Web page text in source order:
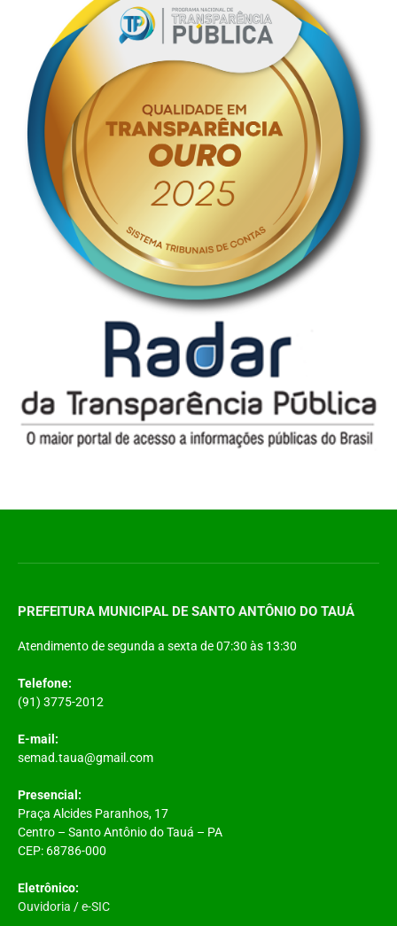
PREFEITURA MUNICIPAL DE SANTO ANTÔNIO DO TAUÁ
Atendimento de segunda a sexta de 07:30 às 13:30
Telefone:
(91) 3775-2012
E-mail:
semad.taua@gmail.com
Presencial:
Praça Alcides Paranhos, 17
Centro – Santo Antônio do Tauá – PA
CEP: 68786-000
Eletrônico:
Ouvidoria /e-SIC